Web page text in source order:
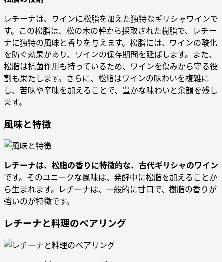
レチーナは、ワインに松脂を加えた独特なギリシャワインで
す。この松脂は、松の木の幹から採取された樹脂で、レチー
ナに独特の風味と香りを与えます。松脂には、ワインの酸化
を防ぐ効果があり、ワインの保存期間を延ばします。また、
松脂は抗菌作用も持っているため、ワインを傷みから守る役
割も果たします。さらに、松脂はワインの味わいを複雑に
し、苦味や辛味を加えることで、豊かな味わいと余韻を残し
ます。
風味と特徴
レチーナは、松脂の香りに特徴的な、古代ギリシャのワイン
です。そのユニークな風味は、発酵中に松脂を加えることか
ら生まれます。レチーナは、一般的に甘口で、樹脂の香りが
強いのが特徴です。
レチーナと料理のペアリング